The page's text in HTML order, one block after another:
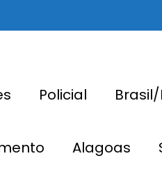
Policial
Alagoas